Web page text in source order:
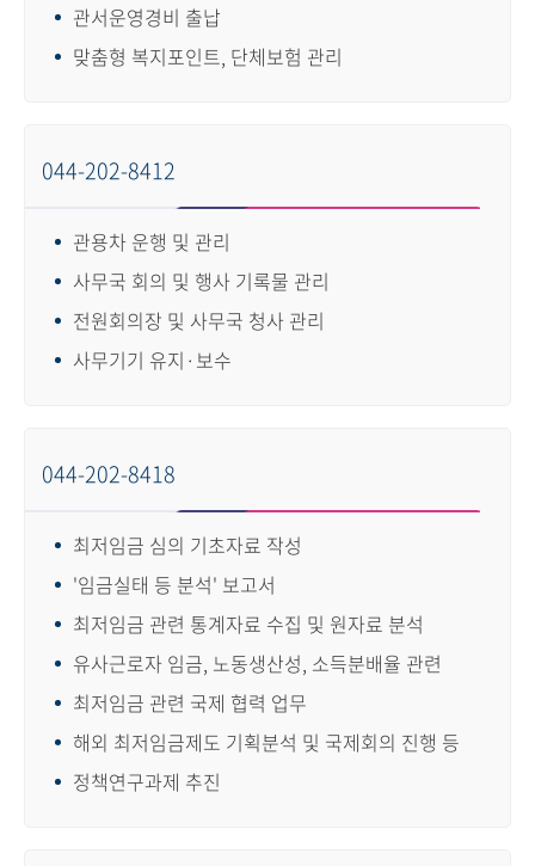
관서운영경비 출납
맞춤형 복지포인트, 단체보험 관리
044-202-8412
관용차 운행 및 관리
사무국 회의 및 행사 기록물 관리
전원회의장 및 사무국 청사 관리
사무기기 유지·보수
044-202-8418
최저임금 심의 기초자료 작성
'임금실태 등 분석' 보고서
최저임금 관련 통계자료 수집 및 원자료 분석
유사근로자 임금, 노동생산성, 소득분배율 관련
최저임금 관련 국제 협력 업무
해외 최저임금제도 기획분석 및 국제회의 진행 등
정책연구과제 추진